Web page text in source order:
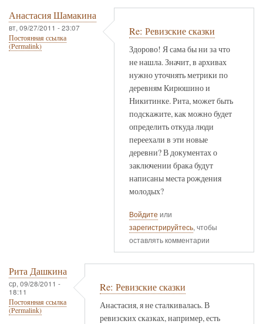
Анастасия Шамакина
вт, 09/27/2011 - 23:07
Постоянная ссылка
(Permalink)
Re: Ревизские сказки
Здорово! Я сама бы ни за что
не нашла. Значит, в архивах
нужно уточнять метрики по
деревням Кирюшино и
Никитинке. Рита, может быть
подскажите, как можно будет
определить откуда люди
переехали в эти новые
деревни? В документах о
заключении брака будут
написаны места рождения
молодых?
Войдите или
зарегистрируйтесь, чтобы
оставлять комментарии
Рита Дашкина
ср, 09/28/2011 -
18:11
Постоянная ссылка
(Permalink)
Re: Ревизские сказки
Анастасия, я не сталкивалась. В
ревизских сказках, например, есть